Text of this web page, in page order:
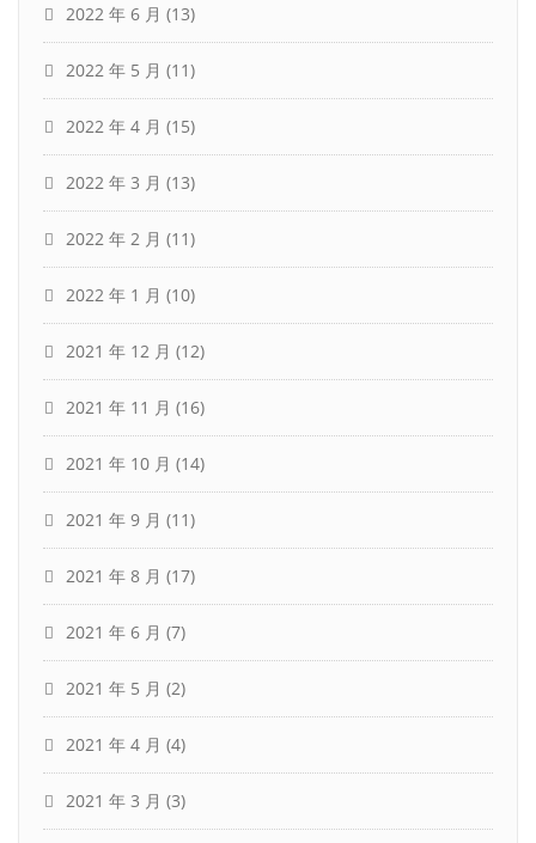
2022 年 6 月 (13)
2022 年 5 月 (11)
2022 年 4 月 (15)
2022 年 3 月 (13)
2022 年 2 月 (11)
2022 年 1 月 (10)
2021 年 12 月 (12)
2021 年 11 月 (16)
2021 年 10 月 (14)
2021 年 9 月 (11)
2021 年 8 月 (17)
2021 年 6 月 (7)
2021 年 5 月 (2)
2021 年 4 月 (4)
2021 年 3 月 (3)